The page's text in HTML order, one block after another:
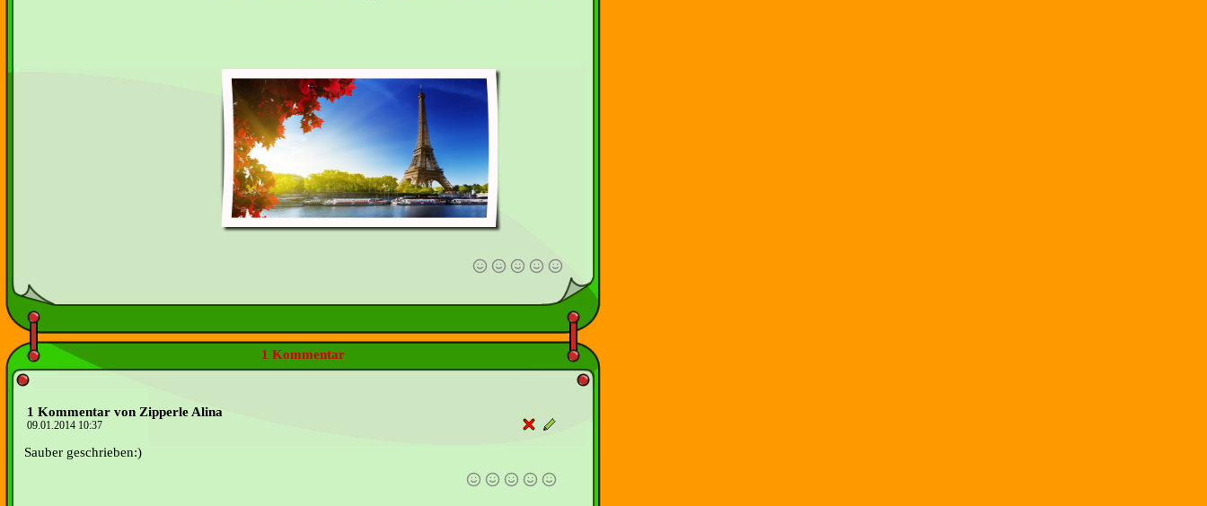
1 Kommentar
1 Kommentar von Zipperle Alina
09.01.2014 10:37
Sauber geschrieben:)